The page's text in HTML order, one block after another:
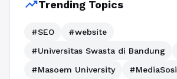
trending_upTrending Topics
#SEO
#website
#Universitas Swasta di Bandung
#Masoem University